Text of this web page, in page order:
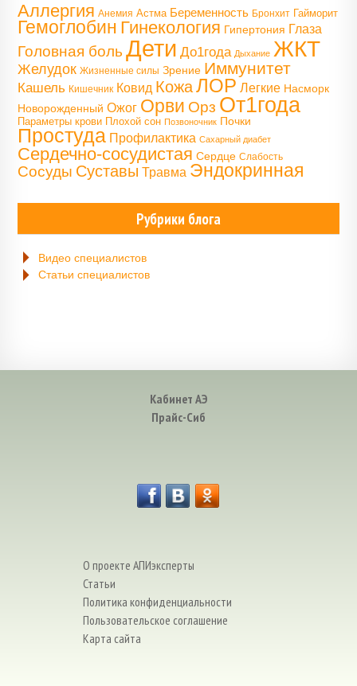
Аллергия Анемия Астма Беременность Бронхит Гайморит
Гемоглобин Гинекология Гипертония Глаза
Головная боль Дети До1года Дыхание ЖКТ
Желудок Жизненные силы Зрение Иммунитет
Кашель Кишечник Ковид Кожа ЛОР Легкие Насморк
Новорожденный Ожог Орви Орз От1года
Параметры крови Плохой сон Позвоночник Почки
Простуда Профилактика Сахарный диабет
Сердечно-сосудистая Сердце Слабость
Сосуды Суставы Травма Эндокринная
Рубрики блога
Видео специалистов
Статьи специалистов
Кабинет АЭ
Прайс-Сиб
О проекте АПИэксперты
Статьи
Политика конфиденциальности
Пользовательское соглашение
Карта сайта